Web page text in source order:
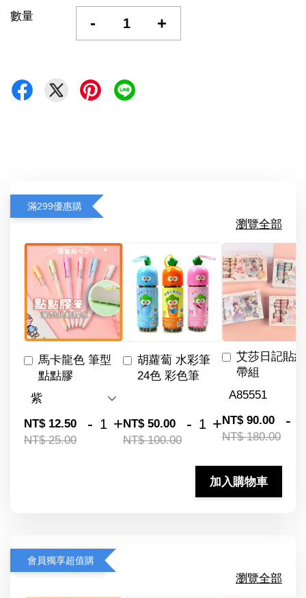
數量 - +
滿299優惠購
瀏覽全部
馬卡龍色 筆型
點點膠
NT$ 12.50
NT$ 25.00
- +
胡蘿蔔 水彩筆
24色 彩色筆
NT$ 50.00
NT$ 100.00
- +
艾莎日記貼
帶組
NT$ 90.00
NT$ 180.00
-
加入購物車
會員獨享超值購
瀏覽全部